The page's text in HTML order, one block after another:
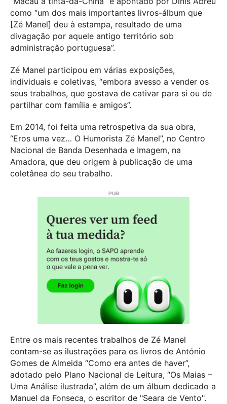
como “um dos mais importantes livros-álbum que
[Zé Manel] deu à estampa, resultado de uma
divagação por aquele antigo território sob
administração portuguesa”.
Zé Manel participou em várias exposições,
individuais e coletivas, “embora avesso a vender os
seus trabalhos, que gostava de cativar para si ou de
partilhar com família e amigos”.
Em 2014, foi feita uma retrospetiva da sua obra,
“Eros uma vez… O Humorista Zé Manel”, no Centro
Nacional de Banda Desenhada e Imagem, na
Amadora, que deu origem à publicação de uma
coletânea do seu trabalho.
Entre os mais recentes trabalhos de Zé Manel
contam-se as ilustrações para os livros de António
Gomes de Almeida “Como era antes de haver”,
adotado pelo Plano Nacional de Leitura, “Os Maias –
Uma Análise ilustrada”, além de um álbum dedicado a
Manuel da Fonseca, o escritor de "Seara de Vento".